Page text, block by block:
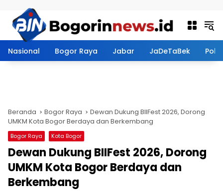
Nasional Bogor Raya Jabar JaDeTaBek
Beranda Bogor Raya
Dewan Dukung BIIFest 2026, Dorong
UMKM Kota Bogor Berdaya dan Berkembang
Bogor Raya Kota Bogor
Dewan Dukung BIIFest 2026, Dorong
UMKM Kota Bogor Berdaya dan
Berkembang